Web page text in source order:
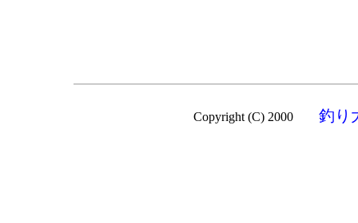
Copyright (C) 2000 釣り